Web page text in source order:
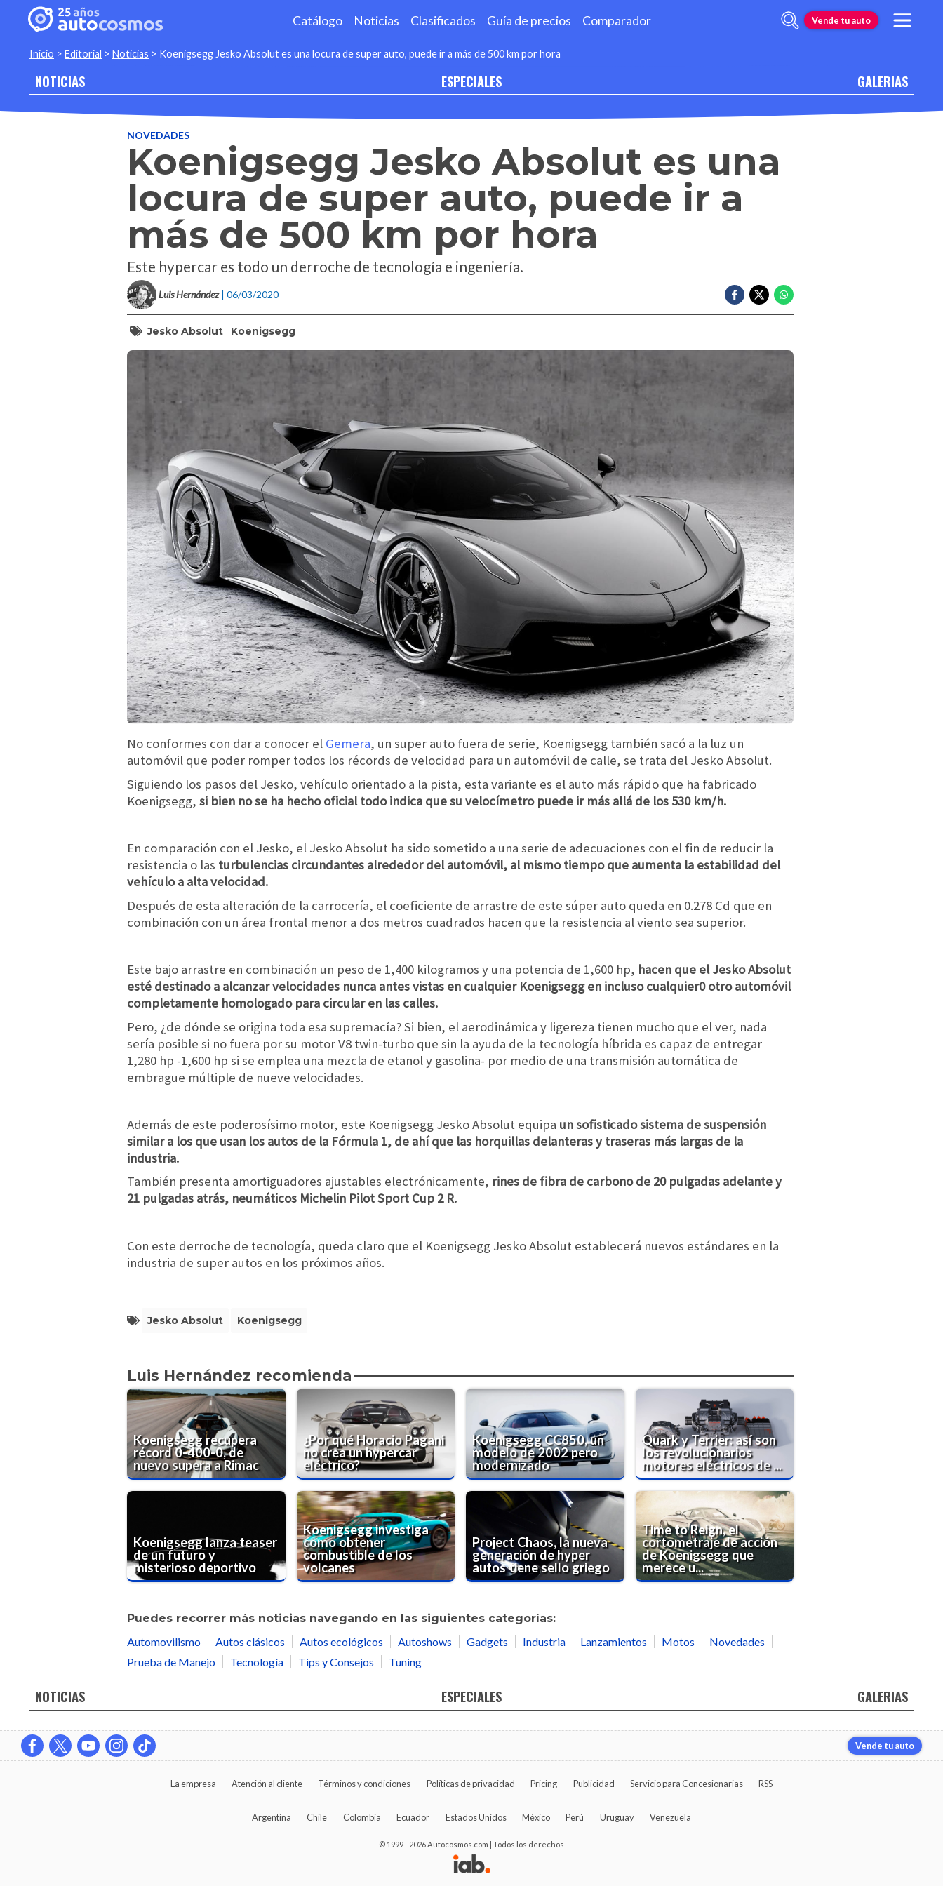
Catálogo Noticias Clasificados Guía de precios Comparador Vende tu auto
Inicio > Editorial > Noticias > Koenigsegg Jesko Absolut es una locura de super auto, puede ir a más de 500 km por hora
NOTICIAS ESPECIALES GALERIAS
NOVEDADES
Koenigsegg Jesko Absolut es una
locura de super auto, puede ir a
más de 500 km por hora
Este hypercar es todo un derroche de tecnología e ingeniería.
Luis Hernández | 06/03/2020
Jesko Absolut Koenigsegg
No conformes con dar a conocer el Gemera, un super auto fuera de serie, Koenigsegg también sacó a la luz un
automóvil que poder romper todos los récords de velocidad para un automóvil de calle, se trata del Jesko Absolut.
Siguiendo los pasos del Jesko, vehículo orientado a la pista, esta variante es el auto más rápido que ha fabricado
Koenigsegg, si bien no se ha hecho oficial todo indica que su velocímetro puede ir más allá de los 530 km/h.
En comparación con el Jesko, el Jesko Absolut ha sido sometido a una serie de adecuaciones con el fin de reducir la
resistencia o las turbulencias circundantes alrededor del automóvil, al mismo tiempo que aumenta la estabilidad del
vehículo a alta velocidad.
Después de esta alteración de la carrocería, el coeficiente de arrastre de este súper auto queda en 0.278 Cd que en
combinación con un área frontal menor a dos metros cuadrados hacen que la resistencia al viento sea superior.
Este bajo arrastre en combinación un peso de 1,400 kilogramos y una potencia de 1,600 hp, hacen que el Jesko Absolut
esté destinado a alcanzar velocidades nunca antes vistas en cualquier Koenigsegg en incluso cualquier0 otro automóvil
completamente homologado para circular en las calles.
Pero, ¿de dónde se origina toda esa supremacía? Si bien, el aerodinámica y ligereza tienen mucho que el ver, nada
sería posible si no fuera por su motor V8 twin-turbo que sin la ayuda de la tecnología híbrida es capaz de entregar
1,280 hp -1,600 hp si se emplea una mezcla de etanol y gasolina- por medio de una transmisión automática de
embrague múltiple de nueve velocidades.
Además de este poderosísimo motor, este Koenigsegg Jesko Absolut equipa un sofisticado sistema de suspensión
similar a los que usan los autos de la Fórmula 1, de ahí que las horquillas delanteras y traseras más largas de la
industria.
También presenta amortiguadores ajustables electrónicamente, rines de fibra de carbono de 20 pulgadas adelante y
21 pulgadas atrás, neumáticos Michelin Pilot Sport Cup 2 R.
Con este derroche de tecnología, queda claro que el Koenigsegg Jesko Absolut establecerá nuevos estándares en la
industria de super autos en los próximos años.
Jesko Absolut Koenigsegg
Luis Hernández recomienda
Koenigsegg recupera
récord 0-400-0, de
nuevo supera a Rimac
¿Por qué Horacio Pagani
no crea un hypercar
eléctrico?
Koenigsegg CC850, un
modelo de 2002 pero
modernizado
Quark y Terrier: así son
los revolucionarios
motores eléctricos de ...
Koenigsegg lanza teaser
de un futuro y
misterioso deportivo
Koenigsegg investiga
como obtener
combustible de los
volcanes
Project Chaos, la nueva
generación de hyper
autos tiene sello griego
Time to Reign, el
cortometraje de acción
de Koenigsegg que
merece u...
Puedes recorrer más noticias navegando en las siguientes categorías:
Automovilismo
Autos clásicos Autos ecológicos Autoshows Gadgets Industria Lanzamientos Motos
Novedades
Prueba de Manejo
Tecnología Tips y Consejos Tuning
NOTICIAS ESPECIALES GALERIAS
Vende tu auto
La empresa Atención al cliente Términos y condiciones Políticas de privacidad Pricing Publicidad Servicio para Concesionarias RSS
Argentina Chile Colombia Ecuador Estados Unidos México Perú Uruguay Venezuela
© 1999 - 2026 Autocosmos.com | Todos los derechos